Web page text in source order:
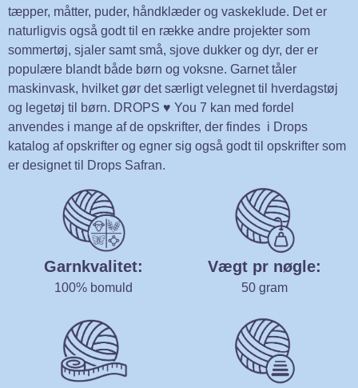
tæpper, måtter, puder, håndklæder og vaskeklude. Det er
naturligvis også godt til en række andre projekter som
sommertøj, sjaler samt små, sjove dukker og dyr, der er
populære blandt både børn og voksne. Garnet tåler
maskinvask, hvilket gør det særligt velegnet til hverdagstøj
og legetøj til børn. DROPS ♥ You 7 kan med fordel
anvendes i mange af de opskrifter, der findes i Drops
katalog af opskrifter og egner sig også godt til opskrifter som
er designet til Drops Safran.
Garnkvalitet:
100% bomuld
Vægt pr nøgle:
50 gram